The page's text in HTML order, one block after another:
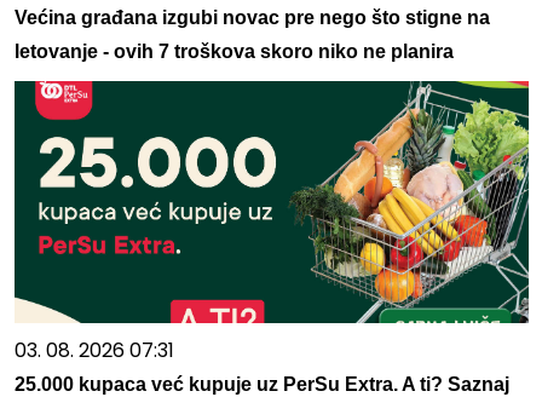
Većina građana izgubi novac pre nego što stigne na
letovanje - ovih 7 troškova skoro niko ne planira
03. 08. 2026 07:31
25.000 kupaca već kupuje uz PerSu Extra. A ti? Saznaj